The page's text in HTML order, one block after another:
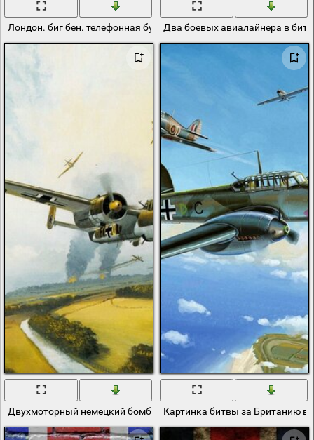
Лондон. биг бен. телефонная будка. красная будка. британия
Два боевых авиалайнера в
Двухмоторный немецкий бомбардировщик в битве за Британию
Картинка битвы за Британию